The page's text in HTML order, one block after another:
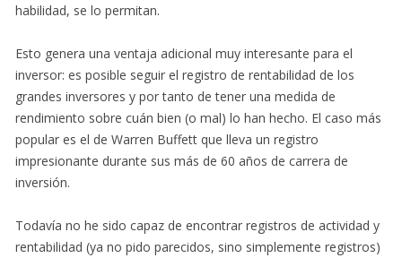
habilidad, se lo permitan.
Esto genera una ventaja adicional muy interesante para el
inversor: es posible seguir el registro de rentabilidad de los
grandes inversores y por tanto de tener una medida de
rendimiento sobre cuán bien (o mal) lo han hecho. El caso más
popular es el de Warren Buffett que lleva un registro
impresionante durante sus más de 60 años de carrera de
inversión.
Todavía no he sido capaz de encontrar registros de actividad y
rentabilidad (ya no pido parecidos, sino simplemente registros)